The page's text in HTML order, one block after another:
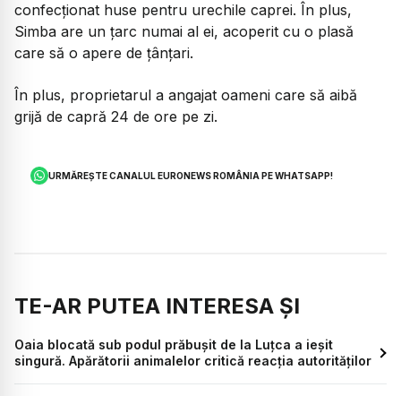
confecționat huse pentru urechile caprei. În plus,
Simba are un țarc numai al ei, acoperit cu o plasă
care să o apere de țânțari.
În plus, proprietarul a angajat oameni care să aibă
grijă de capră 24 de ore pe zi.
URMĂREȘTE CANALUL EURONEWS ROMÂNIA PE WHATSAPP!
TE-AR PUTEA INTERESA ȘI
Oaia blocată sub podul prăbușit de la Luțca a ieșit
singură. Apărătorii animalelor critică reacția autorităților